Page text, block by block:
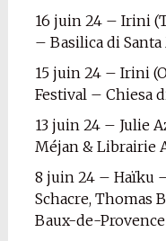
16 juin 24 – Irini
– Basilica di
15 juin 24 – Irini
Festival – Chiesa
13 juin 24 – Julie
Méjan & Librairie
8 juin 24 – Haïku
Schacre, Thomas
Baux-de-Provence